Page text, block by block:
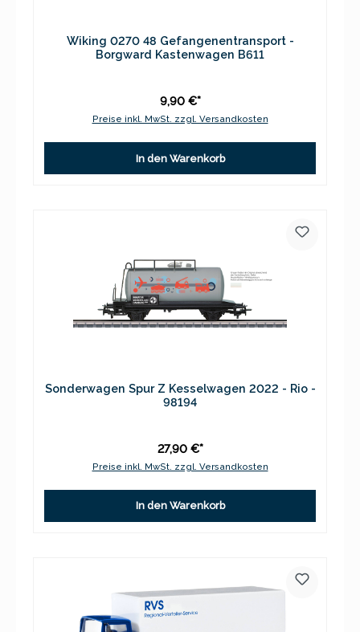
Wiking 0270 48 Gefangenentransport -
Borgward Kastenwagen B611
9,90 €*
Preise inkl. MwSt. zzgl. Versandkosten
In den Warenkorb
Sonderwagen Spur Z Kesselwagen 2022 - Rio -
98194
27,90 €*
Preise inkl. MwSt. zzgl. Versandkosten
In den Warenkorb